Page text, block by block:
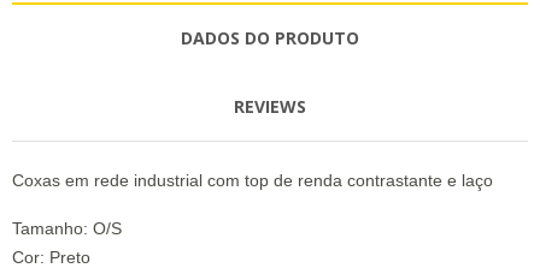
DADOS DO PRODUTO
REVIEWS
Coxas em rede industrial com top de renda contrastante e laço
Tamanho: O/S
Cor: Preto